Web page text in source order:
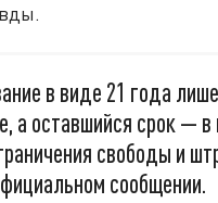
в виде 21 года
а оставшийся срок —
свободы и
сообщении.